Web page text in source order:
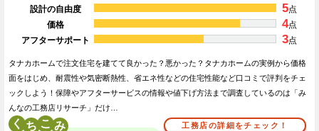
設計の自由度 5点
価格
4点
アフターサポート
3点
タナカホームで注文住宅を建てて良かった？悪かった？タナカホームの実例から価格
面をはじめ、耐震性や気密断熱性、省エネ性などの住宅性能など口コミで評判をチェ
ックしよう！保障やアフターサービスの情報や値下げ方法まで調査しているのは「み
んなの工務店リサーチ」だけ…
く こ 工務店の詳細をチェック！